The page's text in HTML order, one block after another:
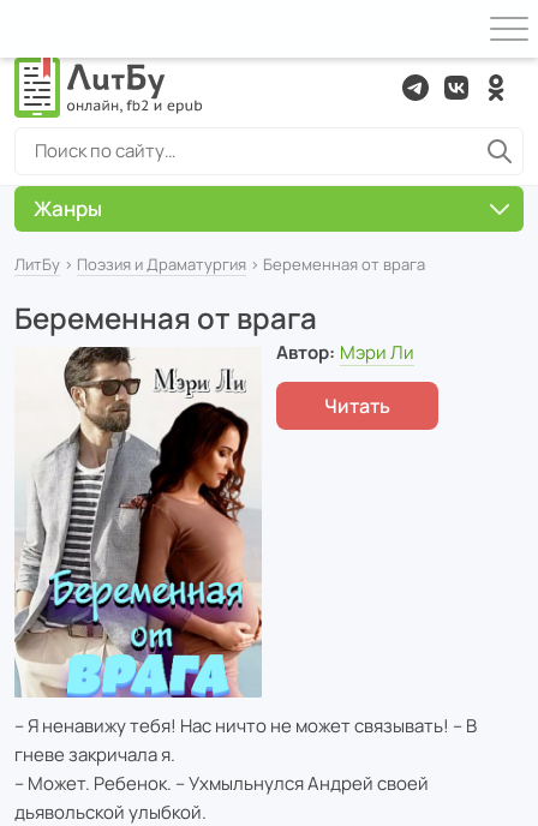
ЛитБу › Поэзия и Драматургия › Беременная от врага
Беременная от врага
Автор: Мэри Ли
Читать
– Я ненавижу тебя! Нас ничто не может связывать! – В
гневе закричала я.
– Может. Ребенок. – Ухмыльнулся Андрей своей
дьявольской улыбкой.
Жанры